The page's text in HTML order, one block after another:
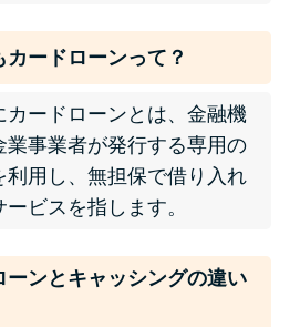
払いをそのまま払いきると
た話
カードローンって？
カードローンとは、金融機
業事業者が発行する専用の
利用し、無担保で借り入れ
ービスを指します。
ーンとキャッシングの違い